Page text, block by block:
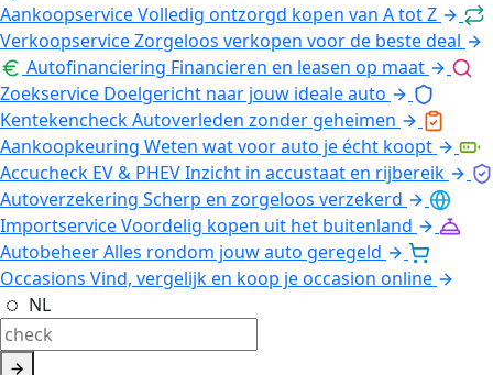
AankoopserviceVolledig ontzorgd kopen van A tot Z
VerkoopserviceZorgeloos verkopen voor de beste deal
Autofinanciering Financieren en leasen op maat
Zoekservice Doelgericht naar jouw ideale auto
KentekencheckAutoverleden zonder geheimen
Aankoopkeuring Weten wat voor auto je écht koopt
Accucheck EV & PHEVInzicht in accustaat en rijbereik
Autoverzekering Scherp en zorgeloos verzekerd
ImportserviceVoordelig kopen uit het buitenland
AutobeheerAlles rondom jouw auto geregeld
Occasions Vind, vergelijk en koop je occasion online
NL